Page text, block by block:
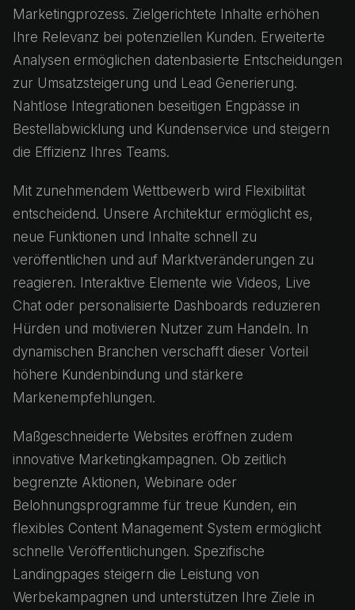
Marketingprozess. Zielgerichtete Inhalte erhöhen
Ihre Relevanz bei potenziellen Kunden. Erweiterte
Analysen ermöglichen datenbasierte Entscheidungen
zur Umsatzsteigerung und Lead Generierung.
Nahtlose Integrationen beseitigen Engpässe in
Bestellabwicklung und Kundenservice und steigern
die Effizienz Ihres Teams.
Mit zunehmendem Wettbewerb wird Flexibilität
entscheidend. Unsere Architektur ermöglicht es,
neue Funktionen und Inhalte schnell zu
veröffentlichen und auf Marktveränderungen zu
reagieren. Interaktive Elemente wie Videos, Live
Chat oder personalisierte Dashboards reduzieren
Hürden und motivieren Nutzer zum Handeln. In
dynamischen Branchen verschafft dieser Vorteil
höhere Kundenbindung und stärkere
Markenempfehlungen.
Maßgeschneiderte Websites eröffnen zudem
innovative Marketingkampagnen. Ob zeitlich
begrenzte Aktionen, Webinare oder
Belohnungsprogramme für treue Kunden, ein
flexibles Content Management System ermöglicht
schnelle Veröffentlichungen. Spezifische
Landingpages steigern die Leistung von
Werbekampagnen und unterstützen Ihre Ziele in